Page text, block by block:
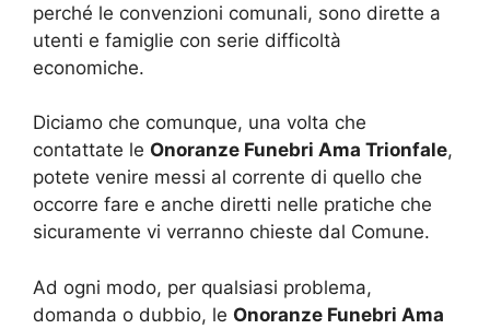
perché le convenzioni comunali, sono dirette a
utenti e famiglie con serie difficoltà
economiche.
Diciamo che comunque, una volta che
contattate le Onoranze Funebri Ama Trionfale,
potete venire messi al corrente di quello che
occorre fare e anche diretti nelle pratiche che
sicuramente vi verranno chieste dal Comune.
Ad ogni modo, per qualsiasi problema,
domanda o dubbio, le Onoranze Funebri Ama